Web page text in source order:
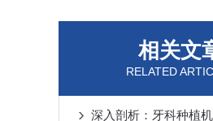
相关文
RELATED